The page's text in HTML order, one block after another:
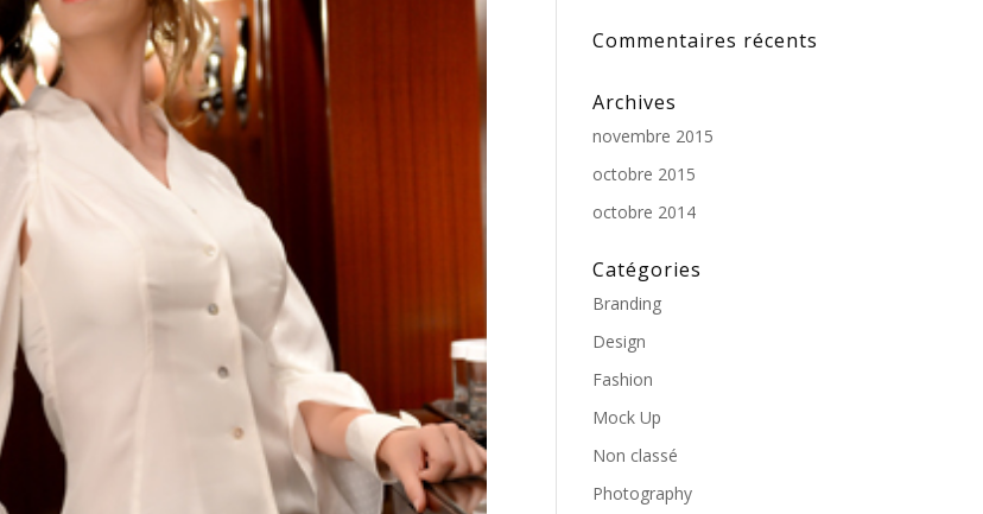
Commentaires récents
Archives
novembre 2015
octobre 2015
octobre 2014
Catégories
Branding
Design
Fashion
Mock Up
Non classé
Photography